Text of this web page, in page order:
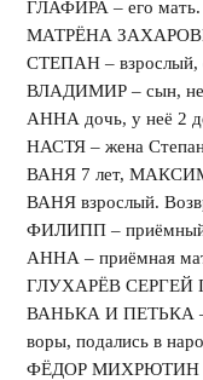
ГЛАФИРА – его мать.
МАТРЁНА
СТЕПАН – взрослый,
ВЛАДИМИР – сын, не
АННА дочь, у неё 2
НАСТЯ – жена
ВАНЯ 7 лет, МАКСИМ
ВАНЯ взрослый.
ФИЛИПП – приёмный
АННА – приёмная
ГЛУХАРЁВ СЕРГЕЙ
ВАНЬКА И ПЕТЬКА –
воры, подались в
ФЁДОР МИХРЮТИН